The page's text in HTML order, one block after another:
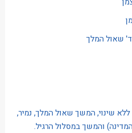
שינוי, המשך שאול המלך, נמיר,
והמשך במסלול הרגיל.